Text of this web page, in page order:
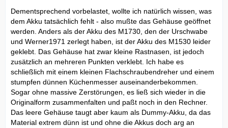
Dementsprechend vorbelastet, wollte ich natürlich wissen, was
dem Akku tatsächlich fehlt - also mußte das Gehäuse geöffnet
werden. Anders als der Akku des M1730, den der Urschwabe
und Werner1971 zerlegt haben, ist der Akku des M1530 leider
geklebt. Das Gehäuse hat zwar kleine Rastnasen, ist jedoch
zusätzlich an mehreren Punkten verklebt. Ich habe es
schließlich mit einem kleinen Flachschraubendreher und einem
stumpfen dünnen Küchenmesser auseinanderbekommen.
Sogar ohne massive Zerstörungen, es ließ sich wieder in die
Originalform zusammenfalten und paßt noch in den Rechner.
Das leere Gehäuse taugt aber kaum als Dummy-Akku, da das
Material extrem dünn ist und ohne die Akkus doch arg an